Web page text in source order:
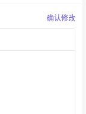
确认修改